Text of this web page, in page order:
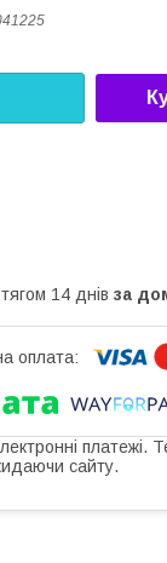
14 днів за
платежі.
сайту.